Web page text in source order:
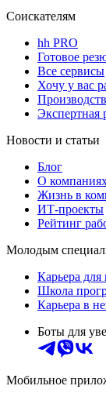
Соискателям
hh PRO
Готовое
Все сервисы
Хочу у вас
Экспертная
Новости и статьи
Блог
О
Жизнь в
ИТ-проекты
Рейтинг
Молодым
Карьера
Школа
Карьера в
Боты для
Мобильное